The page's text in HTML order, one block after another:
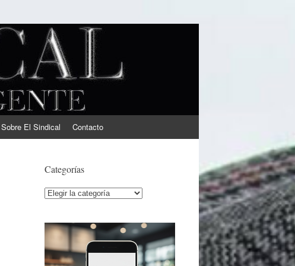
Sobre El Sindical Contacto
Categorías
Categorías